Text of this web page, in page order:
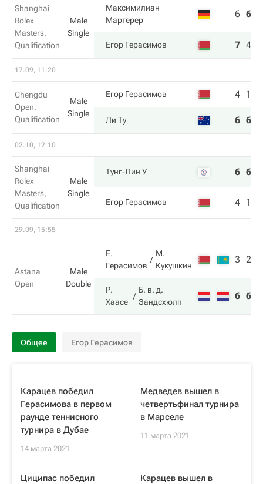
Shanghai
Rolex
Masters,
Qualification
Male
Single
Максимилиан
Мартерер
6 6
Егор Герасимов 7 4
17.09, 11:20
Chengdu
Open,
Qualification
Male
Single
Егор Герасимов 4 1
Ли Ту 6 6
02.10, 12:10
Shanghai
Rolex
Masters,
Qualification
Male
Single
Тунг-Лин У 6 6
Егор Герасимов 4 1
29.09, 15:55
Astana
Open
Male
Double
Е.
Герасимов
М.
Кукушкин
3 2
Р.
Хаасе
Б. в. д.
Зандсхюлп
6 6
Общее Егор Герасимов
Карацев победил
Герасимова в первом
раунде теннисного
турнира в Дубае
14 марта 2021
Медведев вышел в
четвертьфинал турнира
в Марселе
11 марта 2021
Циципас победил
Карацев вышел в